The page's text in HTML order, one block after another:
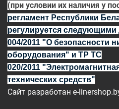
(при условии их наличия у
регламент Республики
регулируется следующими
004/2011 "О безопасности
оборудования" и ТР ТС
020/2011
технических средств"
Сайт разработан e-